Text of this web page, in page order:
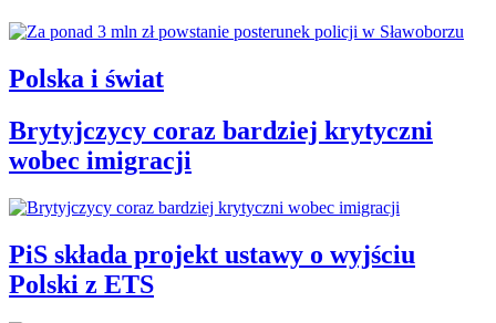
Polska i świat
Brytyjczycy coraz bardziej krytyczni
wobec imigracji
PiS składa projekt ustawy o wyjściu
Polski z ETS